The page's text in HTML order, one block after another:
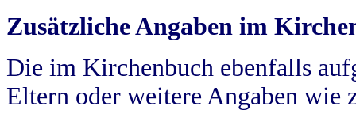
Zusätzliche Angaben im
Die im Kirchenbuch ebenfalls
Eltern oder weitere Angaben wie